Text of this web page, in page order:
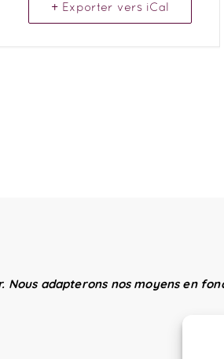
+ Exporter vers iCal
adapterons nos moyens en